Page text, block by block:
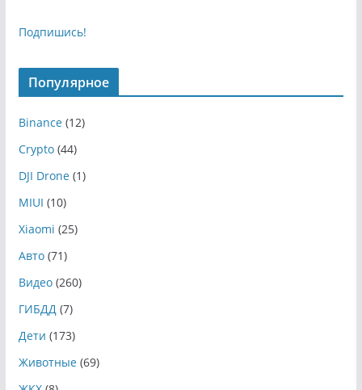
Подпишись!
Популярное
Binance(12)
Crypto(44)
DJI Drone(1)
MIUI (10)
Xiaomi (25)
Авто(71)
Видео(260)
ГИБДД(7)
Дети (173)
Животные(69)